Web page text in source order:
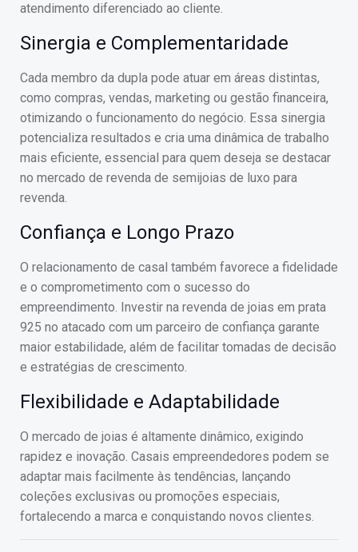
atendimento diferenciado ao cliente.
Sinergia e Complementaridade
Cada membro da dupla pode atuar em áreas distintas,
como compras, vendas, marketing ou gestão financeira,
otimizando o funcionamento do negócio. Essa sinergia
potencializa resultados e cria uma dinâmica de trabalho
mais eficiente, essencial para quem deseja se destacar
no mercado de revenda de semijoias de luxo para
revenda.
Confiança e Longo Prazo
O relacionamento de casal também favorece a fidelidade
e o comprometimento com o sucesso do
empreendimento. Investir na revenda de joias em prata
925 no atacado com um parceiro de confiança garante
maior estabilidade, além de facilitar tomadas de decisão
e estratégias de crescimento.
Flexibilidade e Adaptabilidade
O mercado de joias é altamente dinâmico, exigindo
rapidez e inovação. Casais empreendedores podem se
adaptar mais facilmente às tendências, lançando
coleções exclusivas ou promoções especiais,
fortalecendo a marca e conquistando novos clientes.